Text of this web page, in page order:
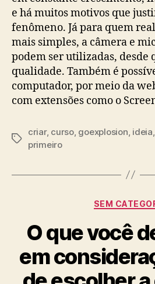
e há muitos motivos que
fenômeno. Já para quem
mais simples, a câmera e
podem ser utilizadas, desde
qualidade. Também é
computador, por meio da
com extensões como o
Tags
criar, curso, goexplosion ideia
primeiro
SEM
O que você
em